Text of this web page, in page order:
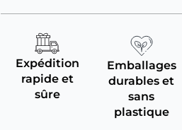
Expédition
rapide et
sûre
Emballages
durables et
sans
plastique